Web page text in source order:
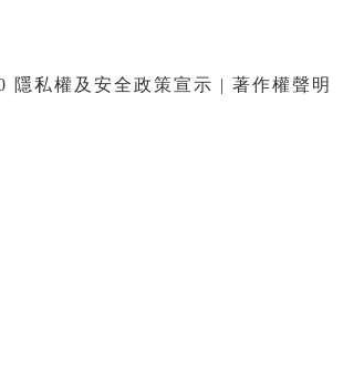
私權及安全政策宣示 | 著作權聲明